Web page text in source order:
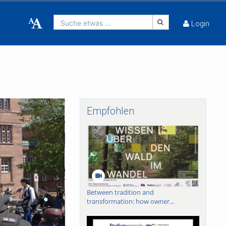
Suche etwas ... Login
Empfohlen
Between tradition and
transformation: how owner...